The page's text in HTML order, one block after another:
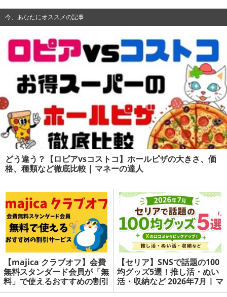
今、あなたにオススメの記事
どう違う？【ロピアvsコストコ】ホールピザの大きさ、価
格、種類など徹底比較 | マネーの達人
【majica クラブオフ】会費
無料スタンダード会員が「無
料」で使えるおすすめの割引
サービス | マネーの達人
【セリア】SNSで話題の100
均グッズ5選！推し活・ぬい
活・収納など 2026年7月 | マ
ネーの達人